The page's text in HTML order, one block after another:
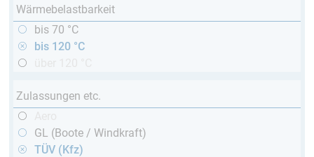
Wärmebelastbarkeit
bis 70 °C
bis 120 °C
Zulassungen etc.
GL (Boote / Windkraft)
TÜV (Kfz)